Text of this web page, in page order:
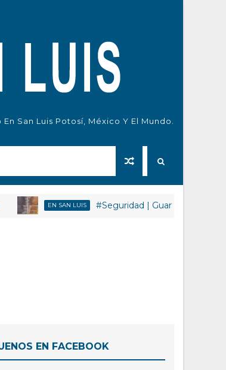
San Luis Potosí, México Y El Mundo.
EN SAN LUIS #Seguridad | Guardia Civil estatal
EN FACEBOOK